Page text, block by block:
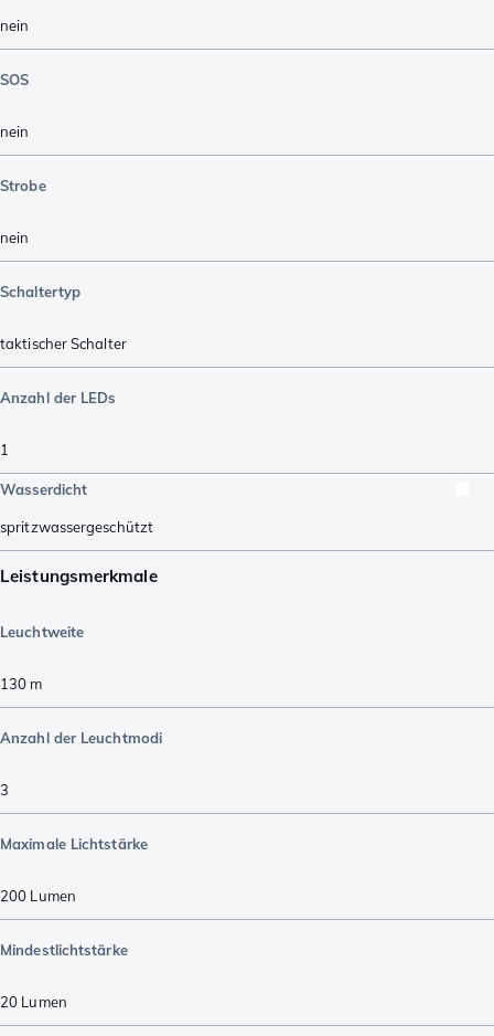
nein
SOS
nein
Strobe
nein
Schaltertyp
taktischer Schalter
Anzahl der LEDs
1
Wasserdicht
spritzwassergeschützt
Leistungsmerkmale
Leuchtweite
130 m
Anzahl der Leuchtmodi
3
Maximale Lichtstärke
200 Lumen
Mindestlichtstärke
20 Lumen